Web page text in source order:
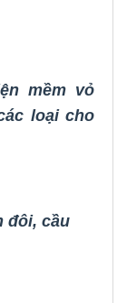
mềm vỏ
loại cho
đôi, cầu